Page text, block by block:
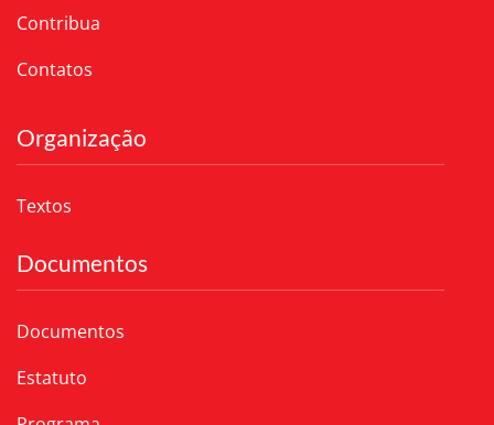
Contribua
Contatos
Organização
Textos
Documentos
Documentos
Estatuto